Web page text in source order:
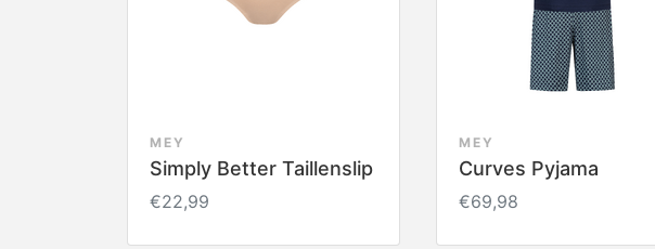
MEY
Simply Better Taillenslip
€22,99
MEY
Curves Pyjama
€69,98